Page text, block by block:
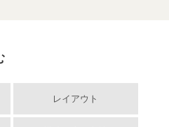
レイアウト